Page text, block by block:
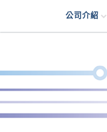
公司介紹